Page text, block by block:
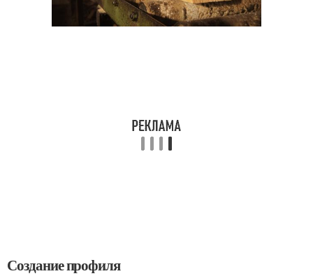
Создание профиля